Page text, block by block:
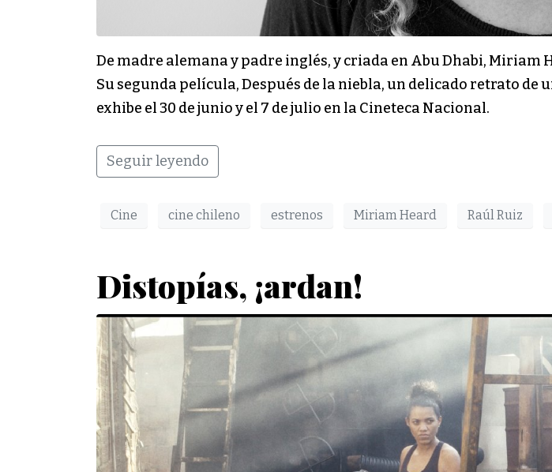
De madre alemana y padre inglés, y criada en Abu Dhabi,
Su segunda película, Después de la niebla, un delicado retrato de
exhibe el 30 de junio y el 7 de julio en la Cineteca Nacional.
Seguir leyendo
Cine cine chileno estrenos Miriam Heard Raúl Ruiz
Distopías, ¡ardan!